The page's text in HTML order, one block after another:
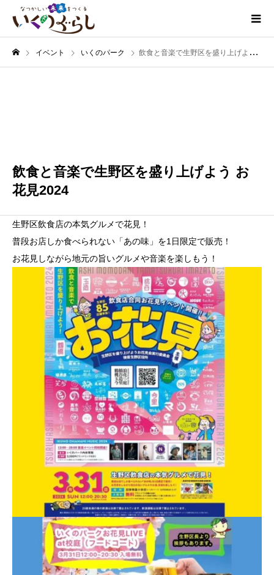
イベント いくのパーク 飲食と音楽で生野区を盛り上げよう お花見2024
飲食と音楽で生野区を盛り上げよう お
花見2024
生野区飲食店の本気グルメで花見！
普段お店しか食べられない「あの味」を1日限定で販売！
お花見しながら地元の旨いグルメや音楽を楽しもう！